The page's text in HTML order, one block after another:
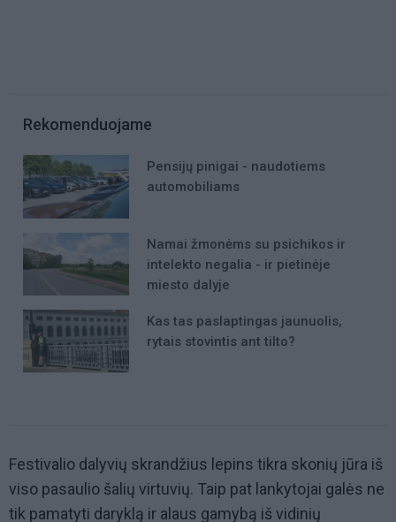
Rekomenduojame
Pensijų pinigai - naudotiems
automobiliams
Namai žmonėms su psichikos ir
intelekto negalia - ir pietinėje
miesto dalyje
Kas tas paslaptingas jaunuolis,
rytais stovintis ant tilto?
Festivalio dalyvių skrandžius lepins tikra skonių jūra iš
viso pasaulio šalių virtuvių. Taip pat lankytojai galės ne
tik pamatyti daryklą ir alaus gamybą iš vidinių